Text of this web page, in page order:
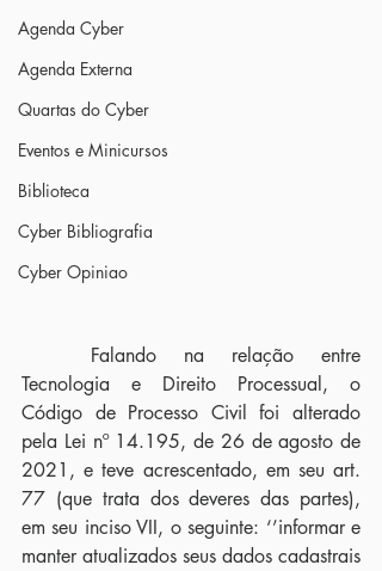
Agenda Cyber
Agenda Externa
Quartas do Cyber
Eventos e Minicursos
Biblioteca
Cyber Bibliografia
Cyber Opiniao
Tecnologia e Direito Processual, o
Código de Processo Civil foi alterado
pela Lei nº 14.195, de 26 de agosto de
2021, e teve acrescentado, em seu art.
77 (que trata dos deveres das partes),
em seu inciso VII, o seguinte: ‘’informar e
manter atualizados seus dados cadastrais